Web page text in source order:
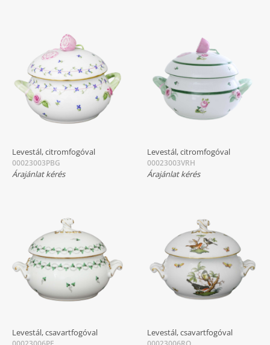
Levestál, citromfogóval
00023003PBG
Árajánlat kérés
Levestál, citromfogóval
00023003VRH
Árajánlat kérés
Levestál, csavartfogóval Levestál, csavartfogóval